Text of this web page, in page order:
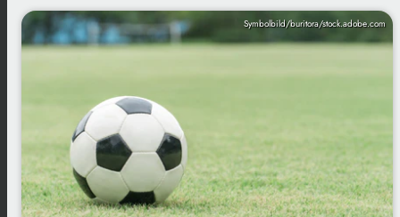
Symbolbild/buritora/stock.adobe.com